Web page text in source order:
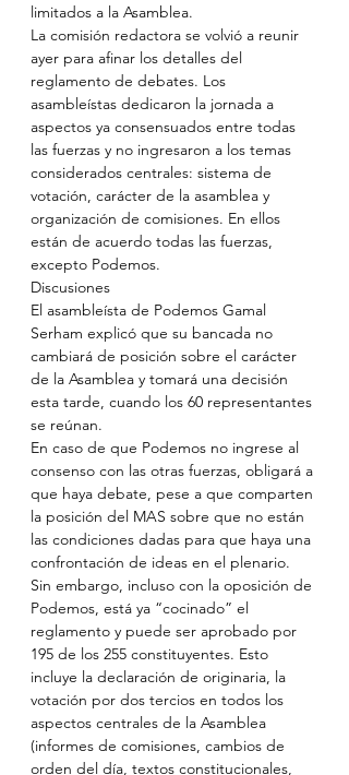
limitados a la Asamblea.
La comisión redactora se volvió a reunir
ayer para afinar los detalles del
reglamento de debates. Los
asambleístas dedicaron la jornada a
aspectos ya consensuados entre todas
las fuerzas y no ingresaron a los temas
considerados centrales: sistema de
votación, carácter de la asamblea y
organización de comisiones. En ellos
están de acuerdo todas las fuerzas,
excepto Podemos.
Discusiones
El asambleísta de Podemos Gamal
Serham explicó que su bancada no
cambiará de posición sobre el carácter
de la Asamblea y tomará una decisión
esta tarde, cuando los 60 representantes
se reúnan.
En caso de que Podemos no ingrese al
consenso con las otras fuerzas, obligará a
que haya debate, pese a que comparten
la posición del MAS sobre que no están
las condiciones dadas para que haya una
confrontación de ideas en el plenario.
Sin embargo, incluso con la oposición de
Podemos, está ya “cocinado” el
reglamento y puede ser aprobado por
195 de los 255 constituyentes. Esto
incluye la declaración de originaria, la
votación por dos tercios en todos los
aspectos centrales de la Asamblea
(informes de comisiones, cambios de
orden del día, textos constitucionales,